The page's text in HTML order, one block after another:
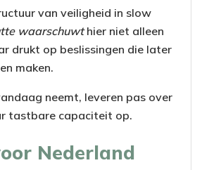
van veiligheid in slow
waarschuwthier niet alleen
drukt op beslissingen die later
maken.
neemt, leveren pas over
tastbare capaciteit op.
Nederland